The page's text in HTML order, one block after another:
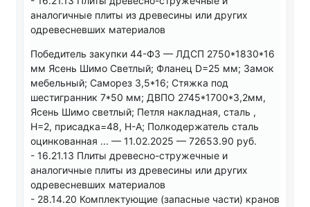
аналогичные плиты из древесины или других
одревесневших материалов
Победитель закупки 44-ФЗ — ЛДСП 2750*1830*16
мм Ясень Шимо Светлый; Фланец D=25 мм; Замок
мебельный; Саморез 3,5*16; Стяжка под
шестигранник 7*50 мм; ДВПО 2745*1700*3,2мм,
Ясень Шимо светлый; Петля накладная, сталь ,
Н=2, присадка=48, Н-А; Полкодержатель сталь
оцинкованная ... — 11.02.2025 — 72653.90 руб.
- 16.21.13 Плиты древесно-стружечные и
аналогичные плиты из древесины или других
одревесневших материалов
- 28.14.20 Комплектующие (запасные части) кранов